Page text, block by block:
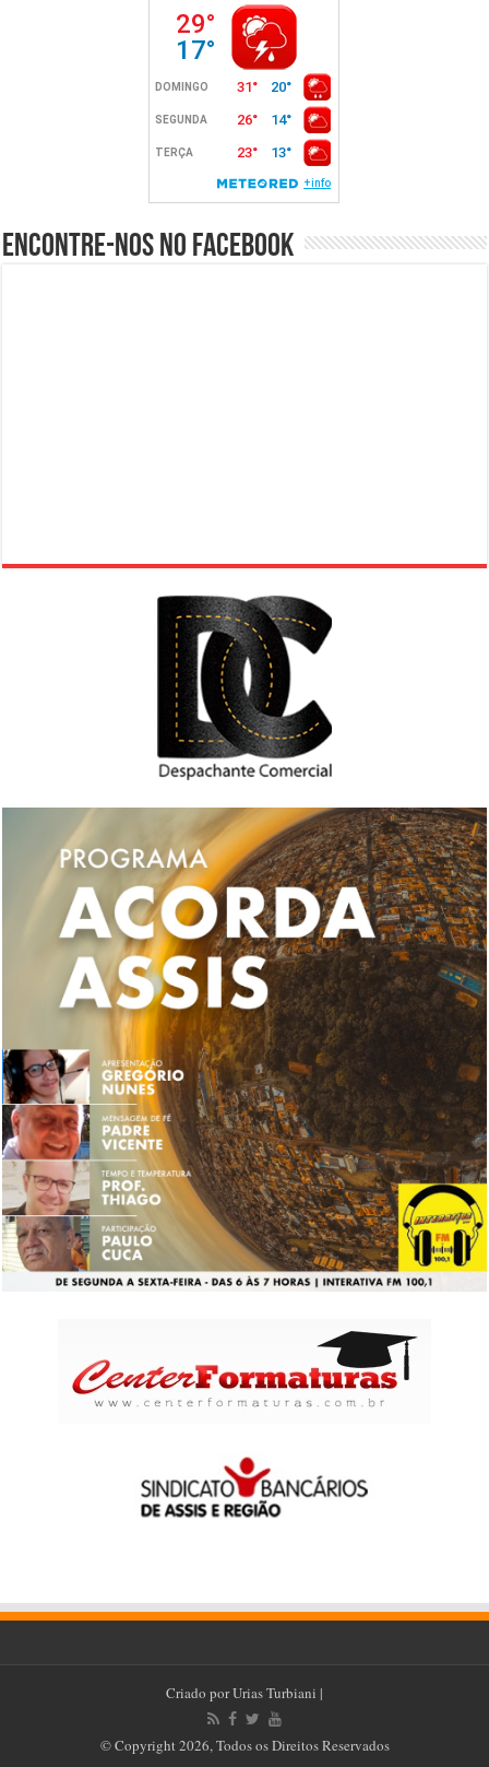
Encontre-nos no Facebook
Criado porUrias Turbiani |
© Copyright 2026, Todos os Direitos Reservados